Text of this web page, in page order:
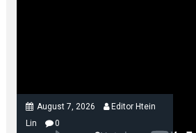
August 7, 2026
Editor Htein
Lin
0